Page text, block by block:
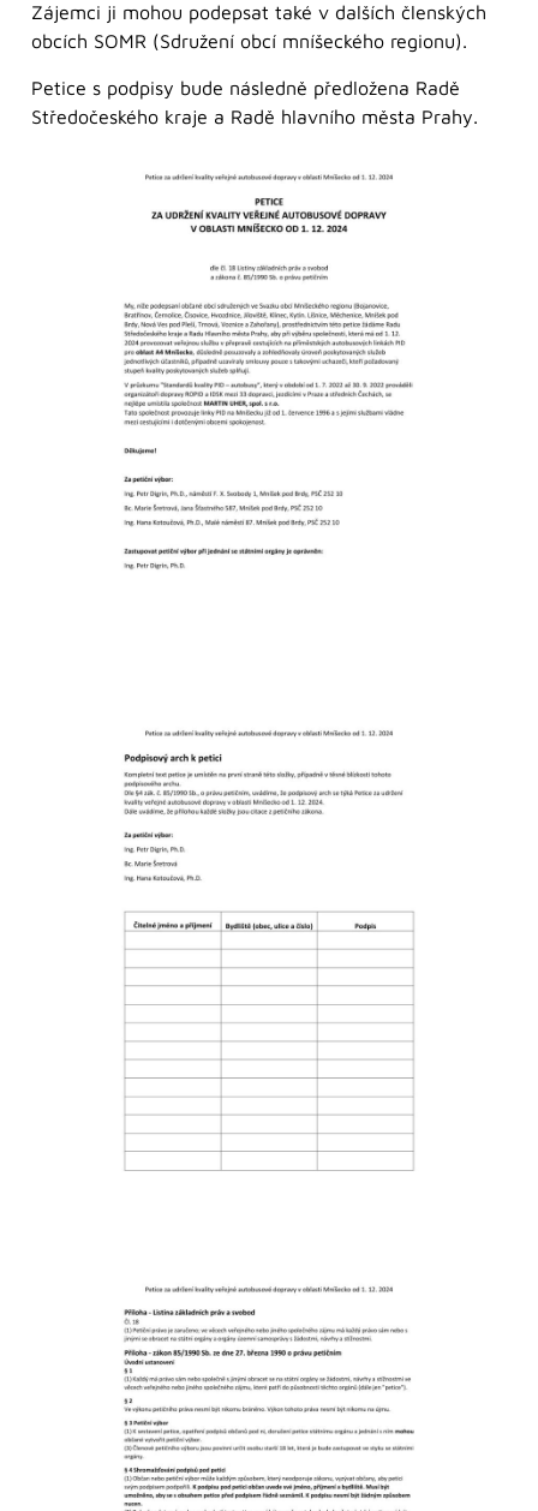
Zájemci ji mohou podepsat také v dalších členských
obcích SOMR (Sdružení obcí mníšeckého regionu).
Petice s podpisy bude následně předložena Radě
Středočeského kraje a Radě hlavního města Prahy.